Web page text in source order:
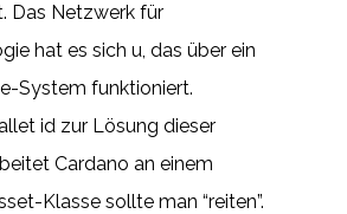
Das Netzwerk für
hat es sich u, das über ein
System funktioniert.
id zur Lösung dieser
Cardano an einem
Klasse sollte man “reiten”.